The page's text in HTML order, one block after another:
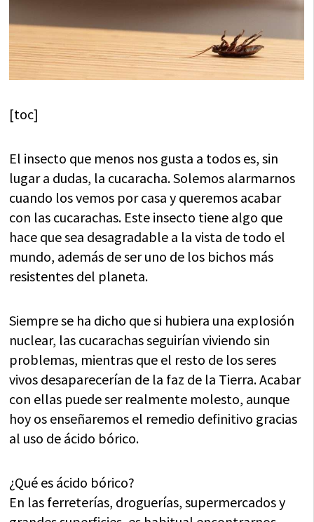
[toc]
El insecto que menos nos gusta a todos es, sin
lugar a dudas, la cucaracha. Solemos alarmarnos
cuando los vemos por casa y queremos acabar
con las cucarachas. Este insecto tiene algo que
hace que sea desagradable a la vista de todo el
mundo, además de ser uno de los bichos más
resistentes del planeta.
Siempre se ha dicho que si hubiera una explosión
nuclear, las cucarachas seguirían viviendo sin
problemas, mientras que el resto de los seres
vivos desaparecerían de la faz de la Tierra. Acabar
con ellas puede ser realmente molesto, aunque
hoy os enseñaremos el remedio definitivo gracias
al uso de ácido bórico.
¿Qué es ácido bórico?
En las ferreterías, droguerías, supermercados y